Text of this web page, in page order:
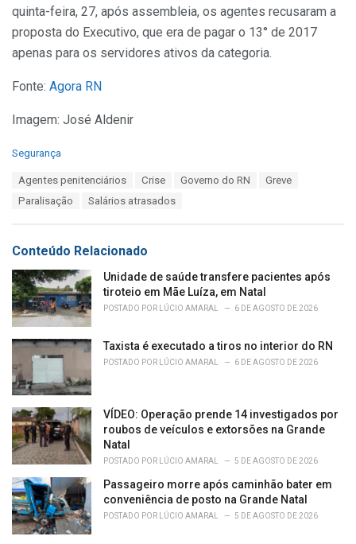
quinta-feira, 27, após assembleia, os agentes recusaram a
proposta do Executivo, que era de pagar o 13° de 2017
apenas para os servidores ativos da categoria.
Fonte: Agora RN
Imagem: José Aldenir
C
i
e
s
:
Segurança
Agentes penitenciários Crise Governo do RN
Greve
Paralisação
Salários atrasados
Conteúdo Relacionado
Unidade de saúde transfere pacientes após
tiroteio em Mãe Luíza, em Natal
POSTADO POR LÚCIO AMARAL 6 DE AGOSTO DE 2026
Taxista é executado a tiros no interior do RN
POSTADO POR LÚCIO AMARAL 6 DE AGOSTO DE 2026
VÍDEO: Operação prende 14 investigados por
roubos de veículos e extorsões na Grande
Natal
POSTADO POR LÚCIO AMARAL 5 DE AGOSTO DE 2026
Passageiro morre após caminhão bater em
conveniência de posto na Grande Natal
POSTADO POR LÚCIO AMARAL 5 DE AGOSTO DE 2026